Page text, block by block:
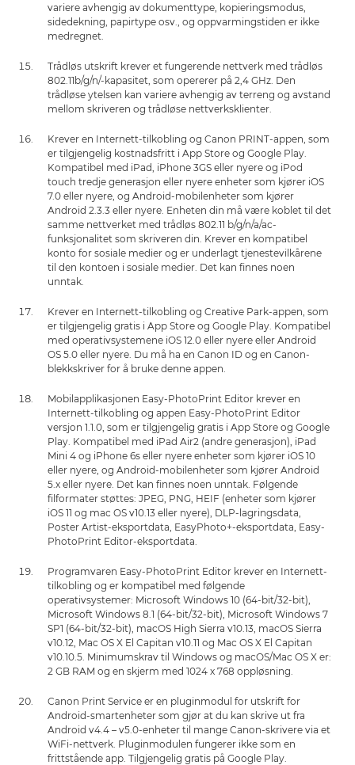
variere avhengig av dokumenttype, kopieringsmodus,
sidedekning, papirtype osv., og oppvarmingstiden er ikke
medregnet.
Trådløs utskrift krever et fungerende nettverk med trådløs
802.11b/g/n/-kapasitet, som opererer på 2,4 GHz. Den
trådløse ytelsen kan variere avhengig av terreng og avstand
mellom skriveren og trådløse nettverksklienter.
Krever en Internett-tilkobling og Canon PRINT-appen, som
er tilgjengelig kostnadsfritt i App Store og Google Play.
Kompatibel med iPad, iPhone 3GS eller nyere og iPod
touch tredje generasjon eller nyere enheter som kjører iOS
7.0 eller nyere, og Android-mobilenheter som kjører
Android 2.3.3 eller nyere. Enheten din må være koblet til det
samme nettverket med trådløs 802.11 b/g/n/a/ac-
funksjonalitet som skriveren din. Krever en kompatibel
konto for sosiale medier og er underlagt tjenestevilkårene
til den kontoen i sosiale medier. Det kan finnes noen
unntak.
Krever en Internett-tilkobling og Creative Park-appen, som
er tilgjengelig gratis i App Store og Google Play. Kompatibel
med operativsystemene iOS 12.0 eller nyere eller Android
OS 5.0 eller nyere. Du må ha en Canon ID og en Canon-
blekkskriver for å bruke denne appen.
Mobilapplikasjonen Easy-PhotoPrint Editor krever en
Internett-tilkobling og appen Easy-PhotoPrint Editor
versjon 1.1.0, som er tilgjengelig gratis i App Store og Google
Play. Kompatibel med iPad Air2 (andre generasjon), iPad
Mini 4 og iPhone 6s eller nyere enheter som kjører iOS 10
eller nyere, og Android-mobilenheter som kjører Android
5.x eller nyere. Det kan finnes noen unntak. Følgende
filformater støttes: JPEG, PNG, HEIF (enheter som kjører
iOS 11 og mac OS v10.13 eller nyere), DLP-lagringsdata,
Poster Artist-eksportdata, EasyPhoto+-eksportdata, Easy-
PhotoPrint Editor-eksportdata.
Programvaren Easy-PhotoPrint Editor krever en Internett-
tilkobling og er kompatibel med følgende
operativsystemer: Microsoft Windows 10 (64-bit/32-bit),
Microsoft Windows 8.1 (64-bit/32-bit), Microsoft Windows 7
SP1 (64-bit/32-bit), macOS High Sierra v10.13, macOS Sierra
v10.12, Mac OS X El Capitan v10.11 og Mac OS X El Capitan
v10.10.5. Minimumskrav til Windows og macOS/Mac OS X er:
2 GB RAM og en skjerm med 1024 x 768 oppløsning.
Canon Print Service er en pluginmodul for utskrift for
Android-smartenheter som gjør at du kan skrive ut fra
Android v4.4 – v5.0-enheter til mange Canon-skrivere via et
WiFi-nettverk. Pluginmodulen fungerer ikke som en
frittstående app. Tilgjengelig gratis på Google Play.